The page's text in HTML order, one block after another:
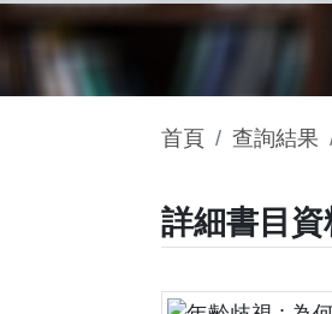
首頁 查詢結果
詳細書目資